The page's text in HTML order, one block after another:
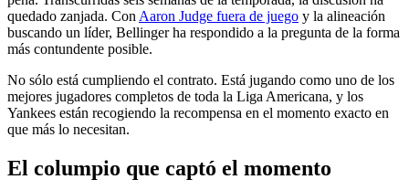
quedado zanjada. Con Aaron Judge fuera de juego y la alineación
buscando un líder, Bellinger ha respondido a la pregunta de la forma
más contundente posible.
No sólo está cumpliendo el contrato. Está jugando como uno de los
mejores jugadores completos de toda la Liga Americana, y los
Yankees están recogiendo la recompensa en el momento exacto en
que más lo necesitan.
El columpio que captó el momento